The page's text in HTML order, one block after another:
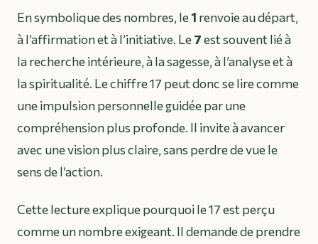
En symbolique des nombres, le1 renvoie au départ,
à l’affirmation et à l’initiative. Le7est souvent lié à
la recherche intérieure, à la sagesse, à l’analyse et à
la spiritualité. Le chiffre 17 peut donc se lire comme
une impulsion personnelle guidée par une
compréhension plus profonde. Il invite à avancer
avec une vision plus claire, sans perdre de vue le
sens de l’action.
Cette lecture explique pourquoi le 17 est perçu
comme un nombre exigeant. Il demande de prendre